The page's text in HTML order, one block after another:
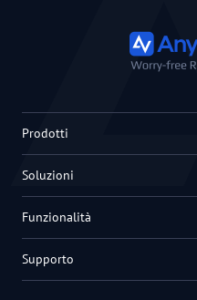
Prodotti
Soluzioni
Funzionalità
Supporto